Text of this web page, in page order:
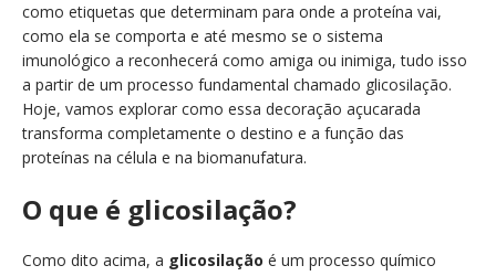
como etiquetas que determinam para onde a proteína vai,
como ela se comporta e até mesmo se o sistema
imunológico a reconhecerá como amiga ou inimiga, tudo isso
a partir de um processo fundamental chamado glicosilação.
Hoje, vamos explorar como essa decoração açucarada
transforma completamente o destino e a função das
proteínas na célula e na biomanufatura.
O que é glicosilação?
Como dito acima, a glicosilação é um processo químico